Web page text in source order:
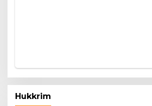
Hukkrim